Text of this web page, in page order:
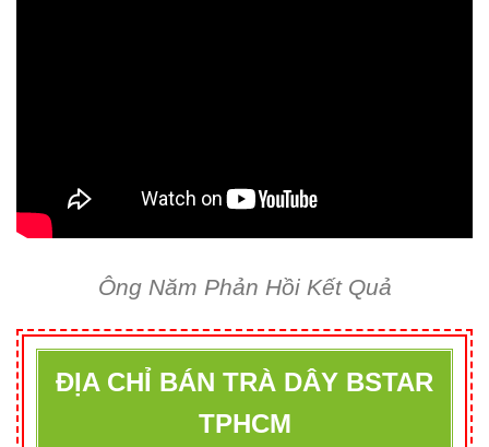
Ông Năm Phản Hồi Kết Quả
ĐỊA CHỈ BÁN TRÀ DÂY BSTAR
TPHCM